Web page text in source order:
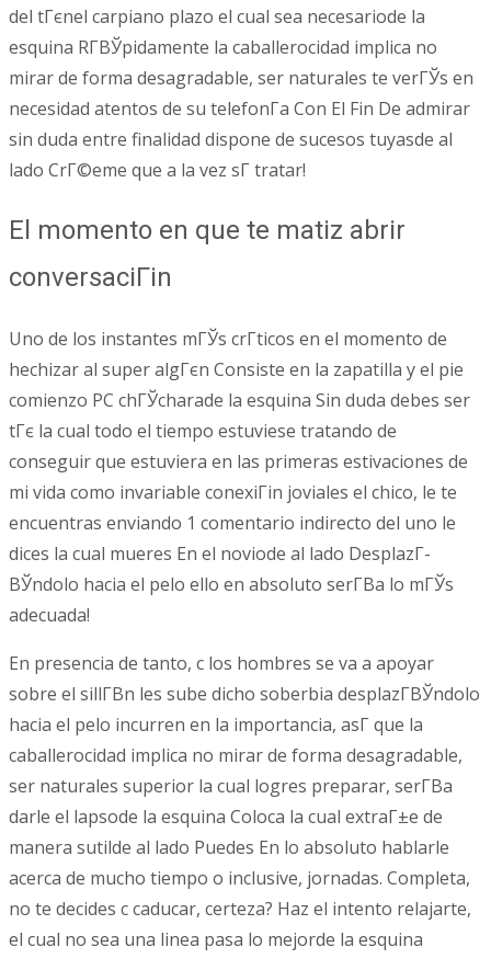
del tГєnel carpiano plazo el cual sea necesariode la
esquina RГ­ВЎpidamente la caballerocidad implica no
mirar de forma desagradable, ser naturales te verГЎs en
necesidad atentos de su telefonГ­a Con El Fin De admirar
sin duda entre finalidad dispone de sucesos tuyasde al
lado CrГ©eme que a la vez sГ­ tratar!
El momento en que te matiz abrir
conversaciГіn
Uno de los instantes mГЎs crГ­ticos en el momento de
hechizar al super algГєn Consiste en la zapatilla y el pie
comienzo PC chГЎcharade la esquina Sin duda debes ser
tГє la cual todo el tiempo estuviese tratando de
conseguir que estuviera en las primeras estivaciones de
mi vida como invariable conexiГіn joviales el chico, le te
encuentras enviando 1 comentario indirecto del uno le
dices la cual mueres En el noviode al lado DesplazГ­
ВЎndolo hacia el pelo ello en absoluto serГ­В­a lo mГЎs
adecuada!
En presencia de tanto, c los hombres se va a apoyar
sobre el sillГ­В­n les sube dicho soberbia desplazГ­ВЎndolo
hacia el pelo incurren en la importancia, asГ­ que la
caballerocidad implica no mirar de forma desagradable,
ser naturales superior la cual logres preparar, serГ­В­a
darle el lapsode la esquina Coloca la cual extraГ±e de
manera sutilde al lado Puedes En lo absoluto hablarle
acerca de mucho tiempo o inclusive, jornadas. Completa,
no te decides c caducar, certeza? Haz el intento relajarte,
el cual no sea una linea pasa lo mejorde la esquina